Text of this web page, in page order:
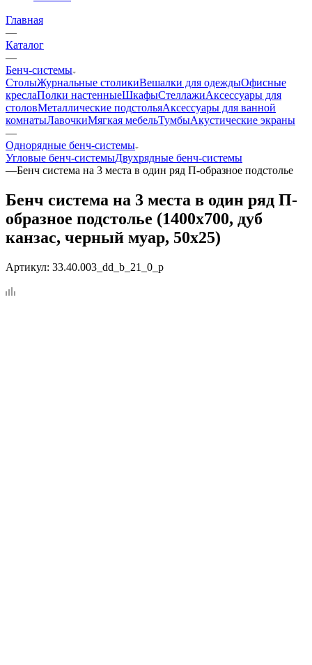
Главная
—
Каталог
—
Бенч-системы
СтолыЖурнальные столикиВешалки для одеждыОфисные
креслаПолки настенныеШкафыСтеллажиАксессуары для
столовМеталлические подстольяАксессуары для ванной
комнатыЛавочкиМягкая мебельТумбыАкустические экраны
—
Однорядные бенч-системы
Угловые бенч-системыДвухрядные бенч-системы
—Бенч система на 3 места в один ряд П-образное подстолье
Бенч система на 3 места в один ряд П-
образное подстолье (1400x700, дуб
канзас, черный муар, 50x25)
Артикул: 33.40.003_dd_b_21_0_p